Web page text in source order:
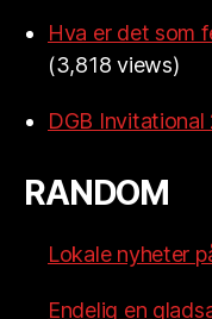
Hva er det som
(3,818 views)
DGB
RANDOM
Lokale nyheter
Endelig en